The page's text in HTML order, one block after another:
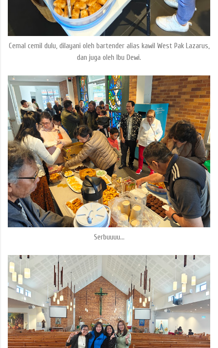
Cemal cemil dulu, dilayani oleh bartender alias kawil West Pak Lazarus,
dan juga oleh Ibu Dewi.
Serbuuuu...